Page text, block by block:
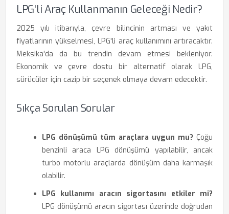
LPG'li Araç Kullanmanın Geleceği Nedir?
2025 yılı itibarıyla, çevre bilincinin artması ve yakıt
fiyatlarının yükselmesi, LPG'li araç kullanımını artıracaktır.
Meksika'da da bu trendin devam etmesi bekleniyor.
Ekonomik ve çevre dostu bir alternatif olarak LPG,
sürücüler için cazip bir seçenek olmaya devam edecektir.
Sıkça Sorulan Sorular
LPG dönüşümü tüm araçlara uygun mu? Çoğu
benzinli araca LPG dönüşümü yapılabilir, ancak
turbo motorlu araçlarda dönüşüm daha karmaşık
olabilir.
LPG kullanımı aracın sigortasını etkiler mi?
LPG dönüşümü aracın sigortası üzerinde doğrudan